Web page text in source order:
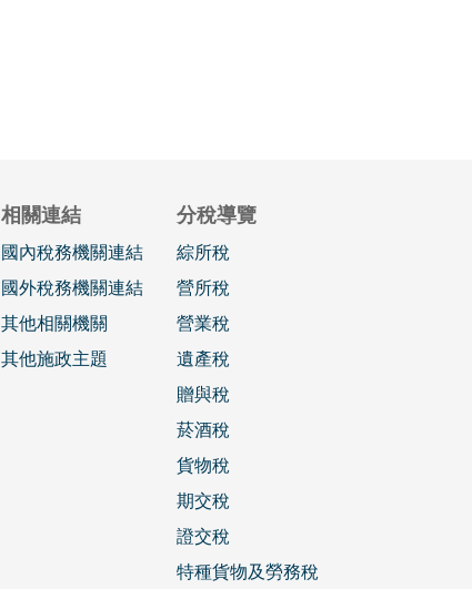
相關連結
國內稅務機關連結
國外稅務機關連結
其他相關機關
其他施政主題
分稅導覽
綜所稅
營所稅
營業稅
遺產稅
贈與稅
菸酒稅
貨物稅
期交稅
證交稅
特種貨物及勞務稅